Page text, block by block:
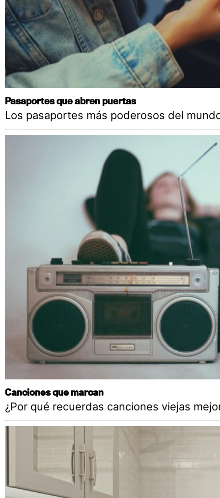
Pasaportes que abren puertas
Los pasaportes más poderosos del
Canciones que marcan
¿Por qué recuerdas canciones viejas